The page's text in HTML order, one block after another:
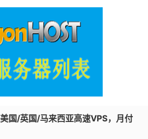
国/英国/马来西亚高速VPS，月付